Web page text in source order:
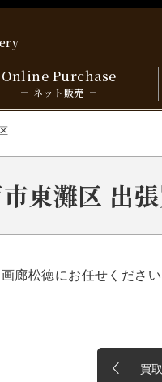
Online Purchase
ネット販売
東灘区 出
廊松徳にお任せくださ
買